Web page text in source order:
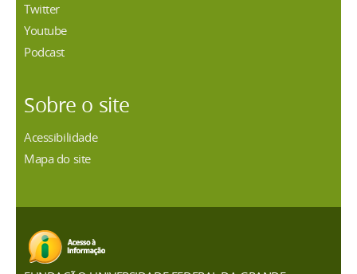
Twitter
Youtube
Podcast
Sobre o site
Acessibilidade
Mapa do site